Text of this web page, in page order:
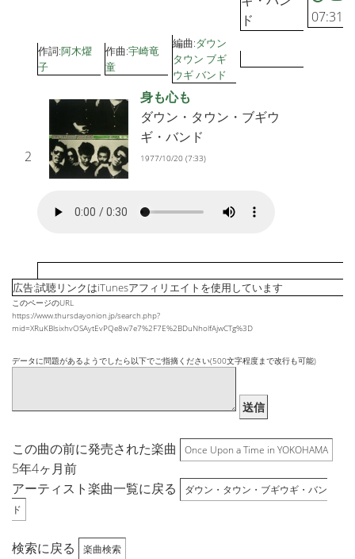
2
ド
07:31
作詞:阿木燿
子
作曲:宇崎竜
童
編曲:ダウン
タウン ブギ
ウギ バンド
身も心も
ダウン・タウン・ブギウ
ギ・バンド
1977/10/20 (7:33)
広告:試聴リンクはiTunesアフィリエイトを使用しています
このページのURL
https://www.thursdayonion.jp/search.php?
mid=XRuKBlsixhvOSAytEvPQe8w7e7%2F7E%2BDuNholfAjwCTg%3D
データに問題があるようでしたら以下でご指摘ください(500文字程度まで改行も可能)
送信
この曲の前に発売された楽曲 Once Upon a Time in YOKOHAMA
5年4ヶ月前
アーティスト楽曲一覧に戻る
ダウン・タウン・ブギウギ・バン
ド
検索に戻る 楽曲検索